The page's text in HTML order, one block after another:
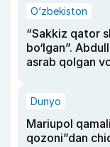
O‘zbekiston
“Sakkiz qator
bo‘lgan”.
asrab qolgan
Dunyo
Mariupol
qozoni”dan